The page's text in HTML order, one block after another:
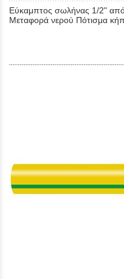
Εύκαμπτος σωλήνας 1/2"
Μεταφορά νερού Πότισμα